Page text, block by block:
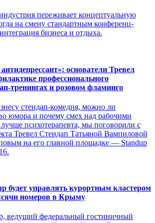
переживает концептуальную
на смену стандартным конференц-
бизнеса и отдыха.
основатели Тревел
профессионального
тренингах и розовом фламинго
стендап-комедия, можно ли
юмора и почему смех над рабочими
психотерапевта, мы поговорили с
Тревел Стендап Татьяной Вампиловой
на его главной площадке — Standup
будет управлять курортным кластером
номеров в Крыму
ведущий федеральный гостиничный